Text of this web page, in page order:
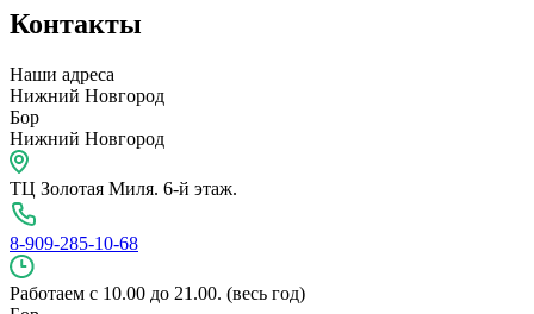
Контакты
Наши адреса
Нижний Новгород
Бор
Нижний Новгород
ТЦ Золотая Миля. 6-й этаж.
8-909-285-10-68
Работаем с 10.00 до 21.00. (весь год)